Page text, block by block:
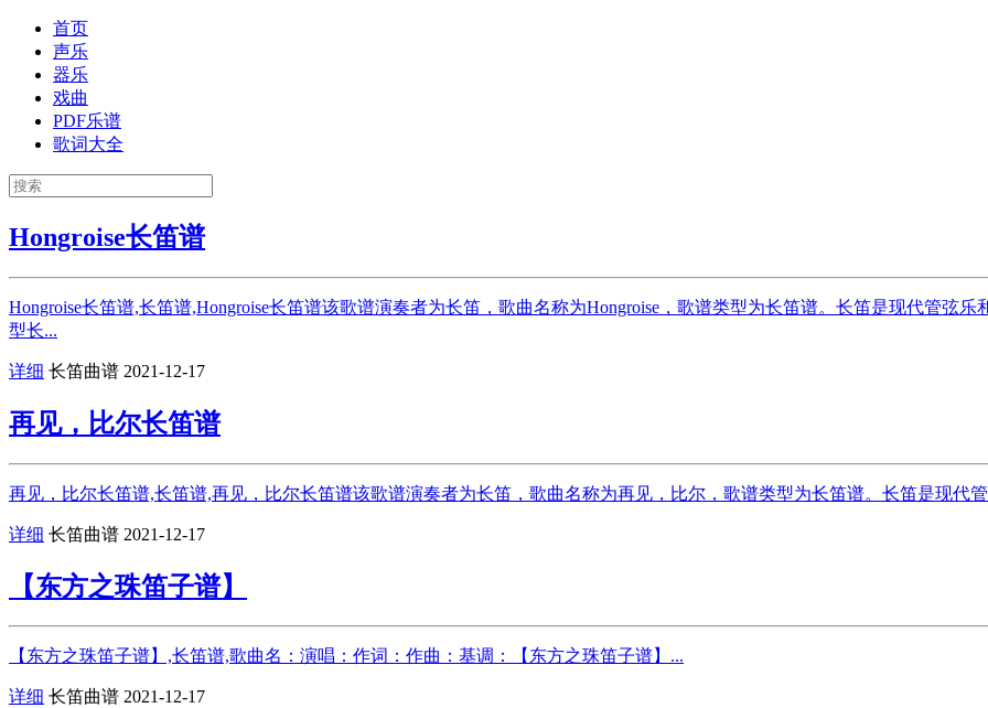
首页
声乐
器乐
戏曲
PDF乐谱
歌词大全
Hongroise长笛谱
Hongroise长笛谱,长笛谱,Hongroise长笛谱该歌谱演奏者为长笛，歌曲名称为Hongroise，歌谱类型为长笛谱。长笛是现代管弦
型长...
详细 长笛曲谱 2021-12-17
再见，比尔长笛谱
再见，比尔长笛谱,长笛谱,再见，比尔长笛谱该歌谱演奏者为长笛，歌曲名称为再见，比尔，歌谱类型为长笛谱。长笛是现代
详细 长笛曲谱 2021-12-17
【东方之珠笛子谱】
【东方之珠笛子谱】,长笛谱,歌曲名：演唱：作词：作曲：基调：【东方之珠笛子谱】...
详细 长笛曲谱 2021-12-17